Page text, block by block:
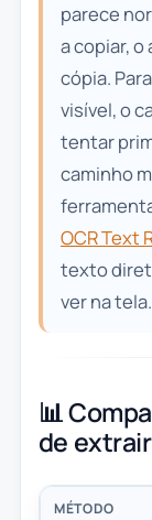
parece
a copiar,
cópia.
visível, o
tentar
caminho
OCR Text
texto
ver na tela.
📊
de
MÉTODO